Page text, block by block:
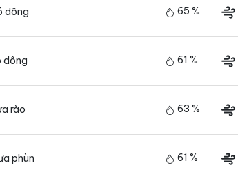
dông 65 %
dông 61 %
rào 63 %
phùn 61 %